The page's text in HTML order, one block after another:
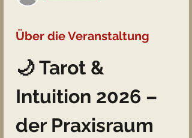
Über die Veranstaltung
🌙 Tarot &
Intuition 2026 –
der Praxisraum